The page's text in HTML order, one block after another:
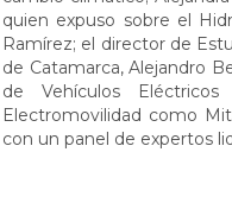
quien expuso sobre el
Ramírez; el director de
de Catamarca, Alejandro
de Vehículos
Electromovilidad como
con un panel de expertos